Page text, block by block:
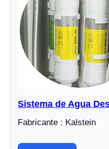
Sistema de Agua
Fabricante : Kalstein